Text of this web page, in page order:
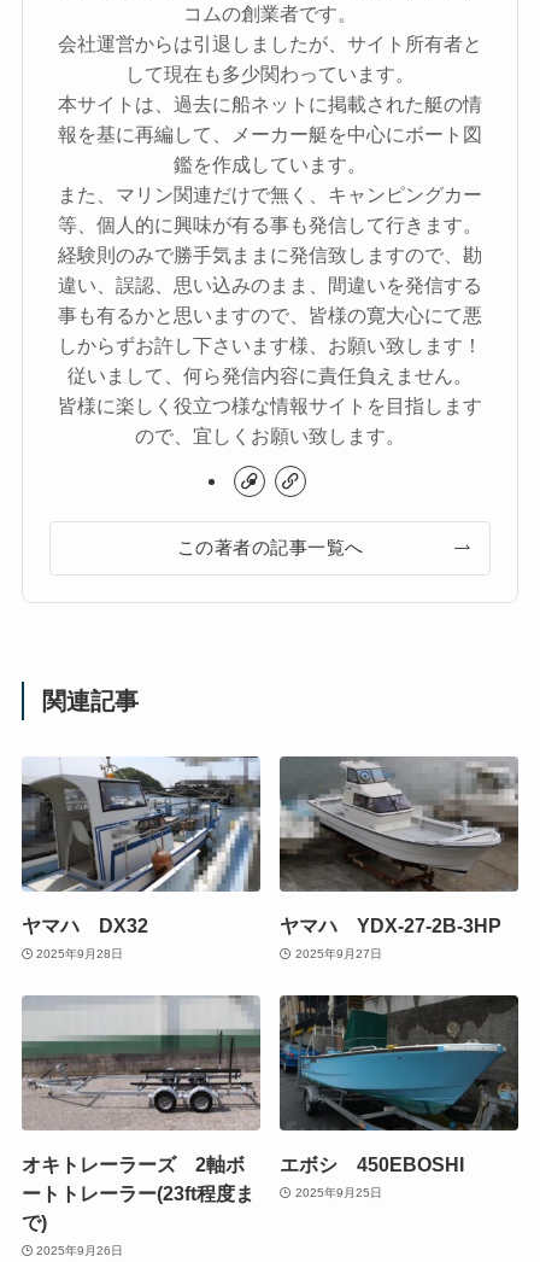
コムの創業者です。
会社運営からは引退しましたが、サイト所有者と
して現在も多少関わっています。
本サイトは、過去に船ネットに掲載された艇の情
報を基に再編して、メーカー艇を中心にボート図
鑑を作成しています。
また、マリン関連だけで無く、キャンピングカー
等、個人的に興味が有る事も発信して行きます。
経験則のみで勝手気ままに発信致しますので、勘
違い、誤認、思い込みのまま、間違いを発信する
事も有るかと思いますので、皆様の寛大心にて悪
しからずお許し下さいます様、お願い致します！
従いまして、何ら発信内容に責任負えません。
皆様に楽しく役立つ様な情報サイトを目指します
ので、宜しくお願い致します。
この著者の記事一覧へ
関連記事
ヤマハ DX32
2025年9月28日
ヤマハ YDX-27-2B-3HP
2025年9月27日
オキトレーラーズ 2軸ボ
ートトレーラー(23ft程度ま
で)
2025年9月26日
エボシ 450EBOSHI
2025年9月25日